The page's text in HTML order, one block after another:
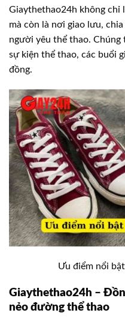
Giaythethao24h không chỉ
mà còn là nơi giao lưu,
người yêu thể thao.
sự kiện thể thao, các buổi
đồng.
Ưu điểm nổi
Giaythethao24h –
nẻo đường thể thao